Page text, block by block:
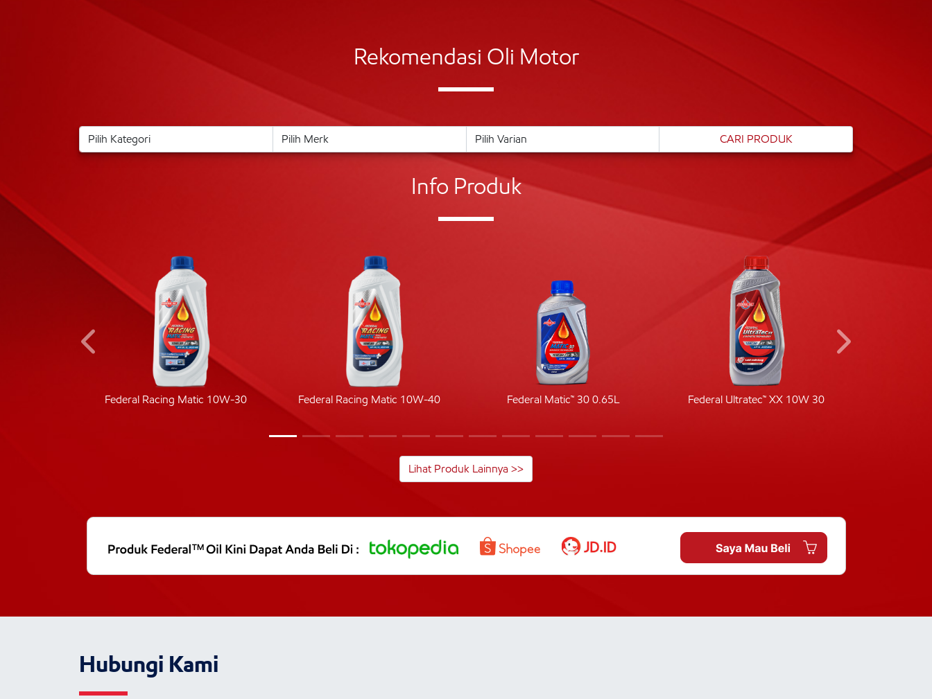
Rekomendasi Oli Motor
Info Produk
Federal Racing Matic 10W-30 Federal Racing Matic 10W-40 Federal Matic™ 30 0.65L Federal Ultratec™ XX 10W 30
Lihat Produk Lainnya >>
Hubungi Kami